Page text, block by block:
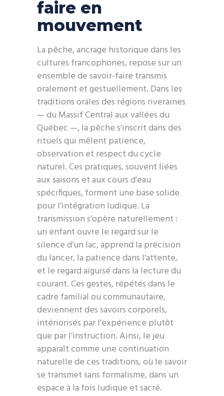
faire en
mouvement
La pêche, ancrage historique dans les
cultures francophones, repose sur un
ensemble de savoir-faire transmis
oralement et gestuellement. Dans les
traditions orales des régions riveraines
— du Massif Central aux vallées du
Québec —, la pêche s’inscrit dans des
rituels qui mêlent patience,
observation et respect du cycle
naturel. Ces pratiques, souvent liées
aux saisons et aux cours d’eau
spécifiques, forment une base solide
pour l’intégration ludique. La
transmission s’opère naturellement :
un enfant ouvre le regard sur le
silence d’un lac, apprend la précision
du lancer, la patience dans l’attente,
et le regard aiguisé dans la lecture du
courant. Ces gestes, répétés dans le
cadre familial ou communautaire,
deviennent des savoirs corporels,
intériorisés par l’expérience plutôt
que par l’instruction. Ainsi, le jeu
apparaît comme une continuation
naturelle de ces traditions, où le savoir
se transmet sans formalisme, dans un
espace à la fois ludique et sacré.